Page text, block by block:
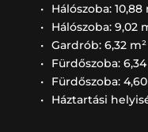
Hálószoba: 10,88
Hálószoba: 9,02
Gardrób: 6,32 m²
Fürdőszoba:
Fürdőszoba:
Háztartási